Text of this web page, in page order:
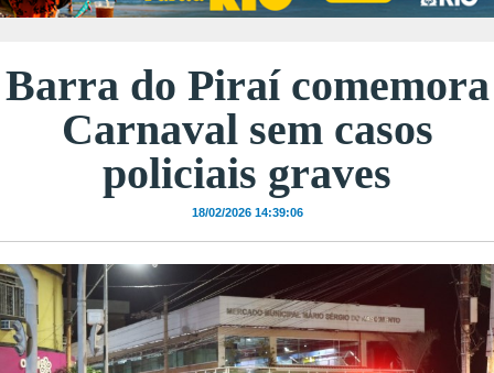
Barra do Piraí comemora
Carnaval sem casos
policiais graves
18/02/2026 14:39:06